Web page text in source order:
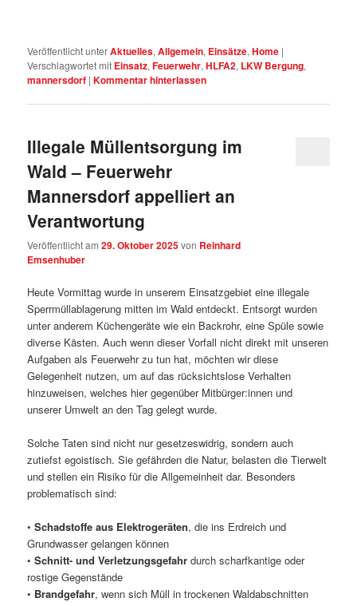
Veröffentlicht unterAktuelles,Allgemein, Einsätze,Home |
Verschlagwortet mit Einsatz,Feuerwehr,HLFA2, LKW Bergung,
mannersdorf |Kommentar hinterlassen
Illegale Müllentsorgung im
Wald – Feuerwehr
Mannersdorf appelliert an
Verantwortung
Veröffentlicht am29. Oktober 2025von Reinhard
Emsenhuber
Heute Vormittag wurde in unserem Einsatzgebiet eine illegale
Sperrmüllablagerung mitten im Wald entdeckt. Entsorgt wurden
unter anderem Küchengeräte wie ein Backrohr, eine Spüle sowie
diverse Kästen. Auch wenn dieser Vorfall nicht direkt mit unseren
Aufgaben als Feuerwehr zu tun hat, möchten wir diese
Gelegenheit nutzen, um auf das rücksichtslose Verhalten
hinzuweisen, welches hier gegenüber Mitbürger:innen und
unserer Umwelt an den Tag gelegt wurde.
Solche Taten sind nicht nur gesetzeswidrig, sondern auch
zutiefst egoistisch. Sie gefährden die Natur, belasten die Tierwelt
und stellen ein Risiko für die Allgemeinheit dar. Besonders
problematisch sind:
•Schadstoffe aus Elektrogeräten, die ins Erdreich und
Grundwasser gelangen können
•Schnitt- und Verletzungsgefahr durch scharfkantige oder
rostige Gegenstände
• Brandgefahr, wenn sich Müll in trockenen Waldabschnitten